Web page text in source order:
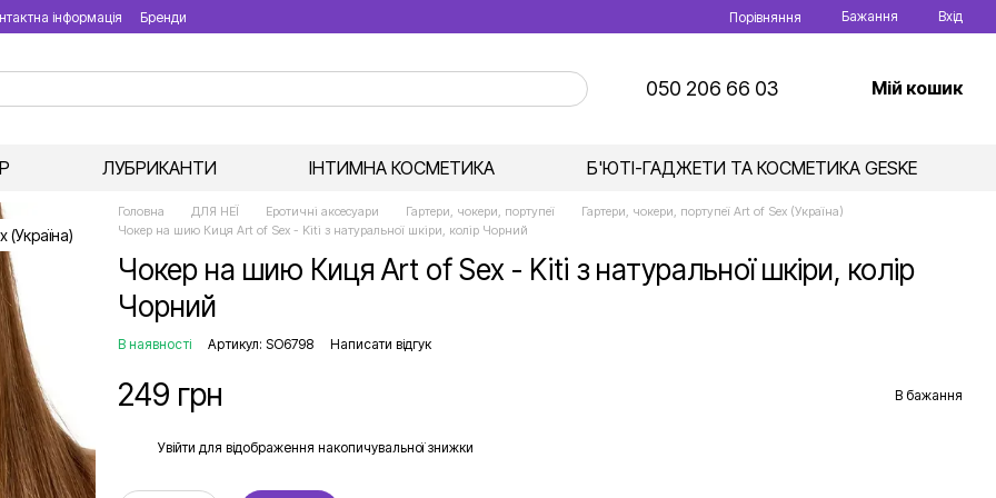
інформація Бренди Порівняння Бажання Вхід
050 206 66 03 Мій кошик
ЛУБРИКАНТИ ІНТИМНА КОСМЕТИКА Б'ЮТІ-ГАДЖЕТИ ТА КОСМЕТИКА GESKE
Головна ДЛЯ НЕЇ Еротичні аксесуари Гартери, чокери, портупеї
Гартери, чокери, портупеї Art of Sex (Україна)
Чокер на шию Киця Art of Sex - Kiti з натуральної шкіри, колір Чорний
Чокер на шию Киця Art of Sex - Kiti з натуральної шкіри, колір
Чорний
В наявності Артикул: SO6798 Написати відгук
249 грн В бажання
Увійти для відображення накопичувальної знижки